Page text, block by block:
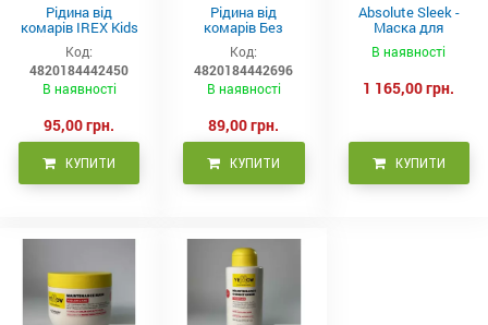
Рідина від
комарів IREX Kids
д/дітей (30 ночей),
20мл
Код:
4820184442450
В наявності
95,00 грн.
КУПИТИ
Рідина від
комарів Без
запаху IREX (30
ночей), 20мл
Код:
4820184442696
В наявності
89,00 грн.
КУПИТИ
Absolute Sleek -
Маска для
неслухняного
волосся 300 мл
В наявності
1 165,00 грн.
КУПИТИ